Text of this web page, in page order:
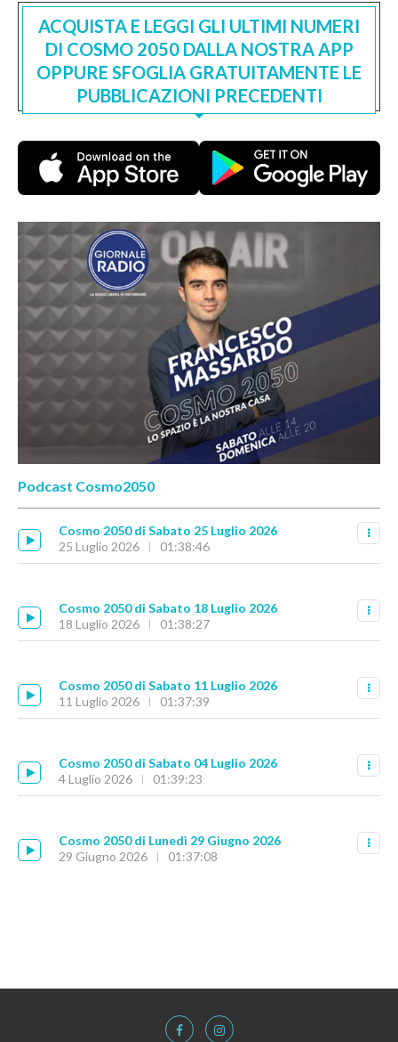
ACQUISTA E LEGGI GLI ULTIMI NUMERI
DI COSMO 2050 DALLA NOSTRA APP
OPPURE SFOGLIA GRATUITAMENTE LE
PUBBLICAZIONI PRECEDENTI
Podcast Cosmo2050
Cosmo 2050 di Sabato 25 Luglio 2026
25 Luglio 2026
01:38:46
Cosmo 2050 di Sabato 18 Luglio 2026
18 Luglio 2026
01:38:27
Cosmo 2050 di Sabato 11 Luglio 2026
11 Luglio 2026
01:37:39
Cosmo 2050 di Sabato 04 Luglio 2026
4 Luglio 2026
01:39:23
Cosmo 2050 di Lunedì 29 Giugno 2026
29 Giugno 2026
01:37:08